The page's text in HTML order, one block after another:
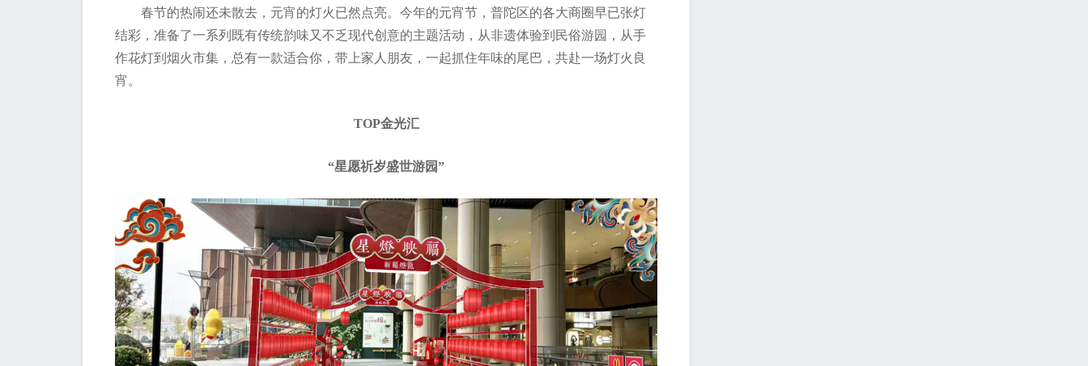
春节的热闹还未散去，元宵的灯火已然点亮。今年的元宵节，普陀区的各大商圈早已张灯
结彩，准备了一系列既有传统韵味又不乏现代创意的主题活动，从非遗体验到民俗游园，从手
作花灯到烟火市集，总有一款适合你，带上家人朋友，一起抓住年味的尾巴，共赴一场灯火良
宵。
TOP金光汇
“星愿祈岁盛世游园”